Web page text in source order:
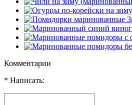
Комментарии
* Написать: